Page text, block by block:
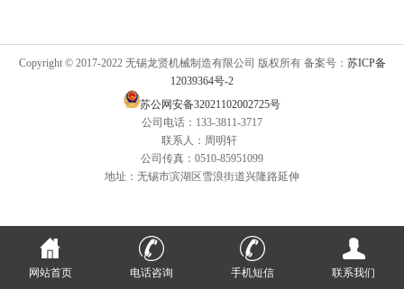
Copyright © 2017-2022 无锡龙贤机械制造有限公司 版权所有 备案号： 苏ICP备
12039364号-2
苏公网安备32021102002725号
公司电话：133-3811-3717
联系人：周明轩
公司传真：0510-85951099
地址：无锡市滨湖区雪浪街道兴隆路延伸
网站首页 电话咨询 手机短信 联系我们